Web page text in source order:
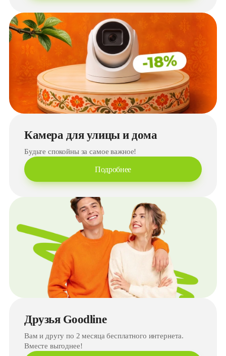
Камера для улицы и дома
Будьте спокойны за самое важное!
Подробнее
Друзья Goodline
Вам и другу по 2 месяца бесплатного интернета.
Вместе выгоднее!